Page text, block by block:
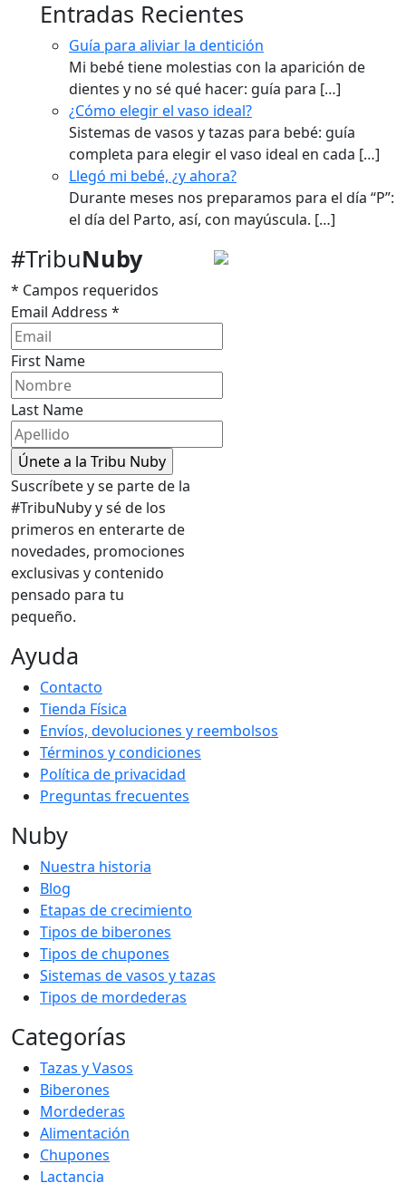
Las
opciones
se
pueden
elegir
en
la
página
de
producto
Entradas Recientes
Guía para aliviar la dentición
Mi bebé tiene molestias con la aparición de
dientes y no sé qué hacer: guía para […]
¿Cómo elegir el vaso ideal?
Sistemas de vasos y tazas para bebé: guía
completa para elegir el vaso ideal en cada […]
Llegó mi bebé, ¿y ahora?
Durante meses nos preparamos para el día “P”:
el día del Parto, así, con mayúscula. […]
#TribuNuby
* Campos requeridos
Email Address *
First Name
Last Name
Suscríbete y se parte de la
#TribuNuby y sé de los
primeros en enterarte de
novedades, promociones
exclusivas y contenido
pensado para tu
pequeño.
Ayuda
Contacto
Tienda Física
Envíos, devoluciones y reembolsos
Términos y condiciones
Política de privacidad
Preguntas frecuentes
Nuby
Nuestra historia
Blog
Etapas de crecimiento
Tipos de biberones
Tipos de chupones
Sistemas de vasos y tazas
Tipos de mordederas
Categorías
Tazas y Vasos
Biberones
Mordederas
Alimentación
Chupones
Lactancia